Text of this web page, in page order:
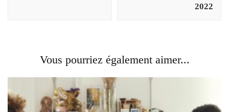
2022
Vous pourriez également aimer...